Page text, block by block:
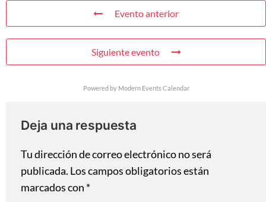
Evento anterior
Siguiente evento
Powered by Modern Events Calendar
Deja una respuesta
Tu dirección de correo electrónico no será
publicada. Los campos obligatorios están
marcados con *